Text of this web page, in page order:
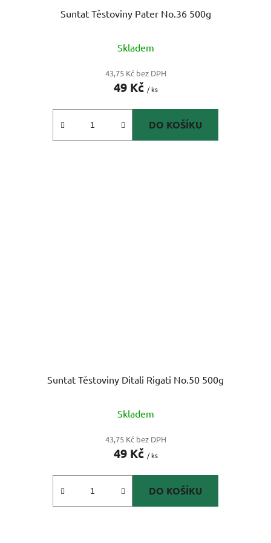
Suntat Těstoviny Pater No.36 500g
Skladem
43,75 Kč bez DPH
49 Kč / ks
DO KOŠÍKU
Suntat Těstoviny Ditali Rigati No.50 500g
Skladem
43,75 Kč bez DPH
49 Kč / ks
DO KOŠÍKU